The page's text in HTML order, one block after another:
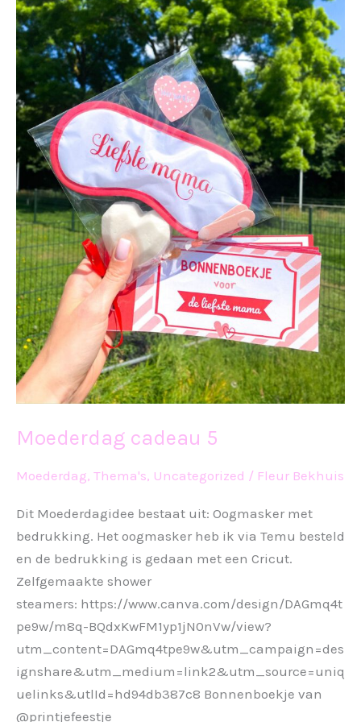
Moederdag cadeau 5
Moederdag, Thema's, Uncategorized / Fleur Bekhuis
Dit Moederdagidee bestaat uit: Oogmasker met
bedrukking. Het oogmasker heb ik via Temu besteld
en de bedrukking is gedaan met een Cricut.
Zelfgemaakte shower
steamers: https://www.canva.com/design/DAGmq4t
pe9w/m8q-BQdxKwFM1yp1jN0nVw/view?
utm_content=DAGmq4tpe9w&utm_campaign=des
ignshare&utm_medium=link2&utm_source=uniq
uelinks&utlId=hd94db387c8 Bonnenboekje van
@printjefeestje